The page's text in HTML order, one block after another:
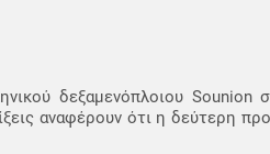
δεξαμενόπλοιου Sounion
αναφέρουν ότι η δεύτερη